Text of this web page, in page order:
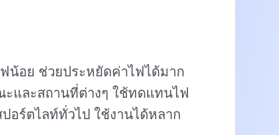
น้อย ช่วยประหยัดค่าไฟได้มาก
ะและสถานที่ต่างๆ ใช้ทดแทนไฟ
อร์ตไลท์ทั่วไป ใช้งานได้หลาก